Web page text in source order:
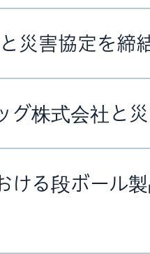
災害協定を締
グ株式会社と
ける段ボール